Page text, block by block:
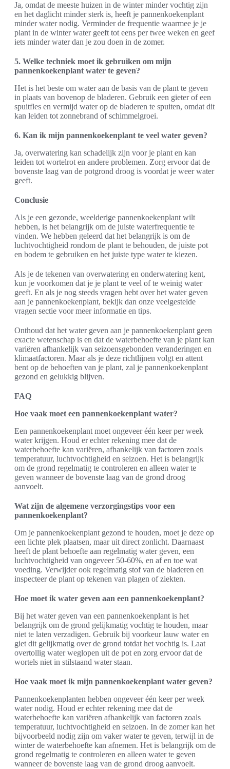
Ja, omdat de meeste huizen in de winter minder vochtig zijn
en het daglicht minder sterk is, heeft je pannenkoekenplant
minder water nodig. Verminder de frequentie waarmee je je
plant in de winter water geeft tot eens per twee weken en geef
iets minder water dan je zou doen in de zomer.
5. Welke techniek moet ik gebruiken om mijn
pannenkoekenplant water te geven?
Het is het beste om water aan de basis van de plant te geven
in plaats van bovenop de bladeren. Gebruik een gieter of een
spuitfles en vermijd water op de bladeren te spuiten, omdat dit
kan leiden tot zonnebrand of schimmelgroei.
6. Kan ik mijn pannenkoekenplant te veel water geven?
Ja, overwatering kan schadelijk zijn voor je plant en kan
leiden tot wortelrot en andere problemen. Zorg ervoor dat de
bovenste laag van de potgrond droog is voordat je weer water
geeft.
Conclusie
Als je een gezonde, weelderige pannenkoekenplant wilt
hebben, is het belangrijk om de juiste waterfrequentie te
vinden. We hebben geleerd dat het belangrijk is om de
luchtvochtigheid rondom de plant te behouden, de juiste pot
en bodem te gebruiken en het juiste type water te kiezen.
Als je de tekenen van overwatering en onderwatering kent,
kun je voorkomen dat je je plant te veel of te weinig water
geeft. En als je nog steeds vragen hebt over het water geven
aan je pannenkoekenplant, bekijk dan onze veelgestelde
vragen sectie voor meer informatie en tips.
Onthoud dat het water geven aan je pannenkoekenplant geen
exacte wetenschap is en dat de waterbehoefte van je plant kan
variëren afhankelijk van seizoensgebonden veranderingen en
klimaatfactoren. Maar als je deze richtlijnen volgt en attent
bent op de behoeften van je plant, zal je pannenkoekenplant
gezond en gelukkig blijven.
FAQ
Hoe vaak moet een pannenkoekenplant water?
Een pannenkoekenplant moet ongeveer één keer per week
water krijgen. Houd er echter rekening mee dat de
waterbehoefte kan variëren, afhankelijk van factoren zoals
temperatuur, luchtvochtigheid en seizoen. Het is belangrijk
om de grond regelmatig te controleren en alleen water te
geven wanneer de bovenste laag van de grond droog
aanvoelt.
Wat zijn de algemene verzorgingstips voor een
pannenkoekenplant?
Om je pannenkoekenplant gezond te houden, moet je deze op
een lichte plek plaatsen, maar uit direct zonlicht. Daarnaast
heeft de plant behoefte aan regelmatig water geven, een
luchtvochtigheid van ongeveer 50-60%, en af en toe wat
voeding. Verwijder ook regelmatig stof van de bladeren en
inspecteer de plant op tekenen van plagen of ziekten.
Hoe moet ik water geven aan een pannenkoekenplant?
Bij het water geven van een pannenkoekenplant is het
belangrijk om de grond gelijkmatig vochtig te houden, maar
niet te laten verzadigen. Gebruik bij voorkeur lauw water en
giet dit gelijkmatig over de grond totdat het vochtig is. Laat
overtollig water weglopen uit de pot en zorg ervoor dat de
wortels niet in stilstaand water staan.
Hoe vaak moet ik mijn pannenkoekenplant water geven?
Pannenkoekenplanten hebben ongeveer één keer per week
water nodig. Houd er echter rekening mee dat de
waterbehoefte kan variëren afhankelijk van factoren zoals
temperatuur, luchtvochtigheid en seizoen. In de zomer kan het
bijvoorbeeld nodig zijn om vaker water te geven, terwijl in de
winter de waterbehoefte kan afnemen. Het is belangrijk om de
grond regelmatig te controleren en alleen water te geven
wanneer de bovenste laag van de grond droog aanvoelt.